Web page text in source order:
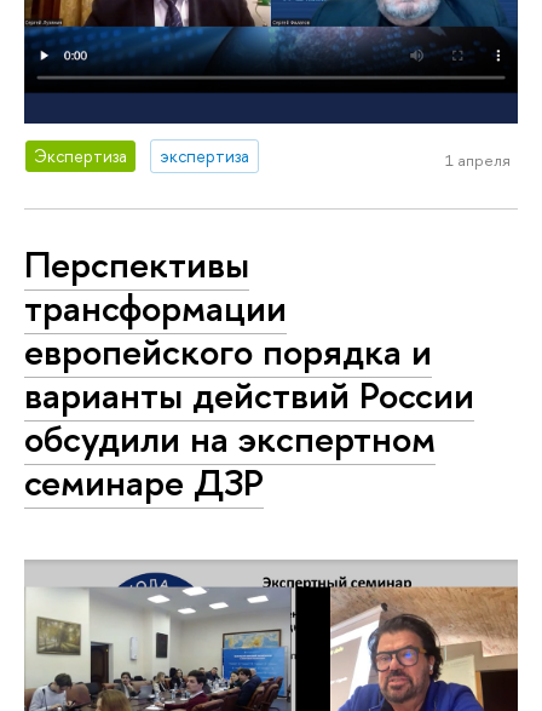
Экспертиза экспертиза 1 апреля
Перспективы
трансформации
европейского порядка и
варианты действий России
обсудили на экспертном
семинаре ДЗР